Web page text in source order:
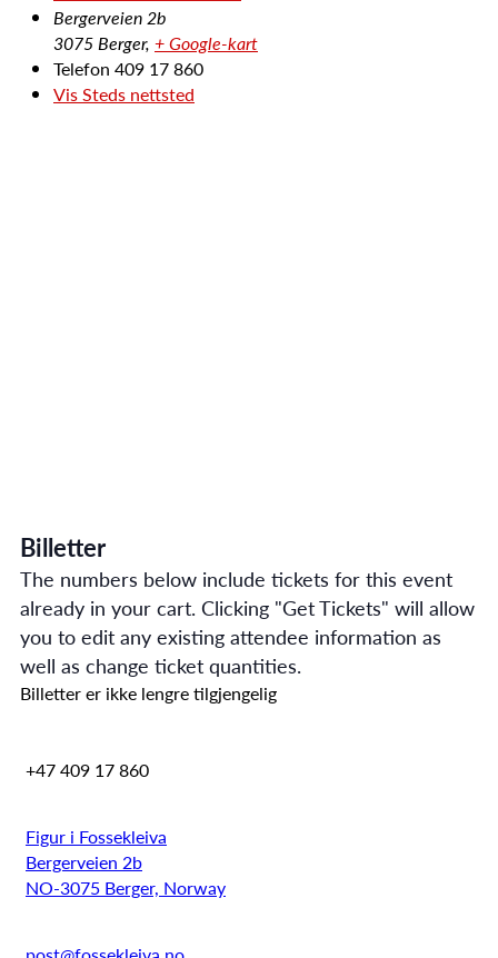
Bergerveien 2b
3075 Berger, + Google-kart
Telefon 409 17 860
Vis Steds nettsted
Billetter
The numbers below include tickets for this event
already in your cart. Clicking "Get Tickets" will allow
you to edit any existing attendee information as
well as change ticket quantities.
Billetter er ikke lengre tilgjengelig
+47 409 17 860
Figur i Fossekleiva
Bergerveien 2b
NO-3075 Berger, Norway